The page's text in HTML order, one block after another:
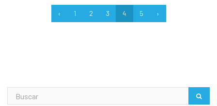
‹ 1 2 3 4 5 ›